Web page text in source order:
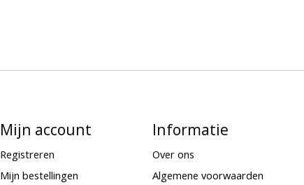
Mijn account
Registreren
Mijn bestellingen
Informatie
Over ons
Algemene voorwaarden